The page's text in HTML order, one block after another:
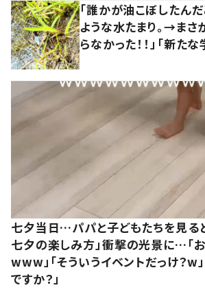
「誰かが油こぼしたん
ような水たまり。→ま
らなかった！！」「新た
七夕当日…パパと子どもたちを見る
七夕の楽しみ方」衝撃の光景に…「
www」「そういうイベントだっけ？w
ですか？」